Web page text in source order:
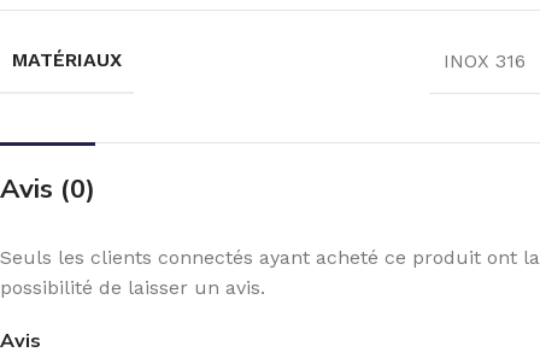
MATÉRIAUX INOX 316
Avis (0)
Avis
Seuls les clients connectés ayant acheté ce produit ont la
possibilité de laisser un avis.